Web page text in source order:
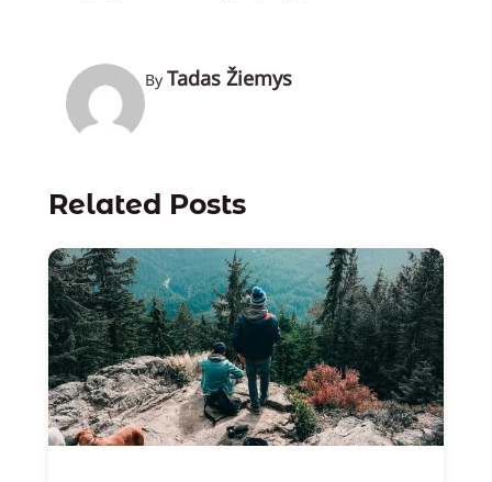
By Tadas Žiemys
Related Posts